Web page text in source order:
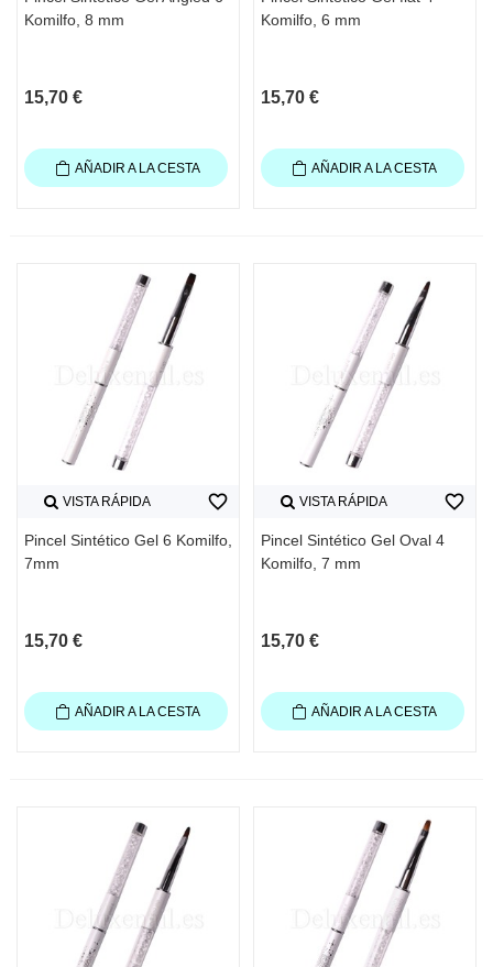
Komilfo, 8 mm
15,70 €
AÑADIR A LA CESTA
Komilfo, 6 mm
15,70 €
AÑADIR A LA CESTA
VISTA RÁPIDA
Pincel Sintético Gel 6 Komilfo,
7mm
15,70 €
favorite_border
AÑADIR A LA CESTA
VISTA RÁPIDA
Pincel Sintético Gel Oval 4
Komilfo, 7 mm
15,70 €
favorite_border
AÑADIR A LA CESTA